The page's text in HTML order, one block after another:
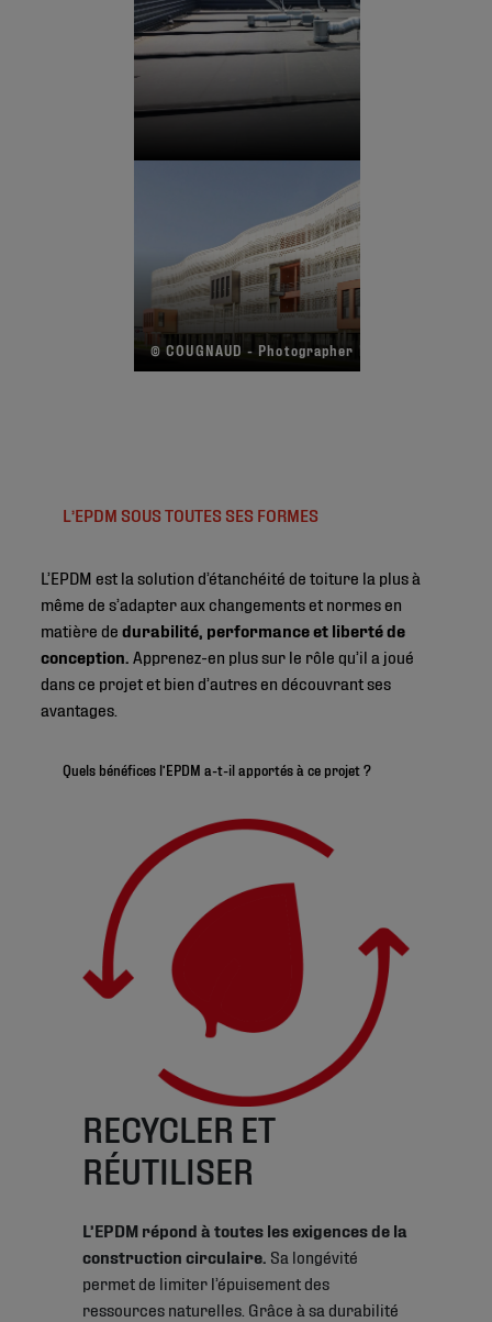
© COUGNAUD - Photographer R. Echasseriau
L’EPDM SOUS TOUTES SES FORMES
L’EPDM est la solution d’étanchéité de toiture la plus à
même de s’adapter aux changements et normes en
matière dedurabilité, performance et liberté de
conception. Apprenez-en plus sur le rôle qu’il a joué
dans ce projet et bien d’autres en découvrant ses
avantages.
Quels bénéfices l’EPDM a-t-il apportés à ce projet ?
RECYCLER ET
RÉUTILISER
L’EPDM répond à toutes les exigences de la
construction circulaire. Sa longévité
permet de limiter l’épuisement des
ressources naturelles. Grâce à sa durabilité